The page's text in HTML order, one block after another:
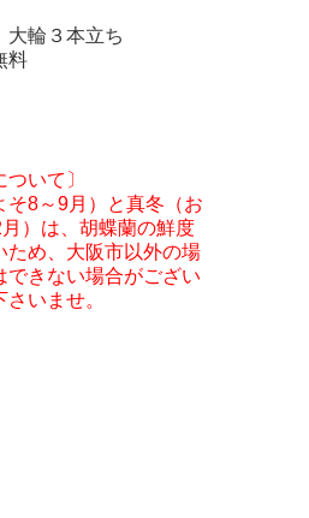
大輪３本立ち
料
ついて〕
そ8～9月）と真冬（お
）は、胡蝶蘭の鮮度
ため、大阪市以外の場
できない場合がござい
いませ。